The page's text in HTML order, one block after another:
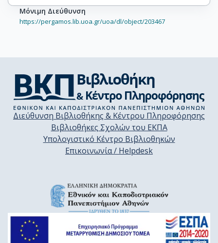
Μόνιμη Διεύθυνση
https://pergamos.lib.uoa.gr/uoa/dl/object/203467
Διεύθυνση Βιβλιοθήκης & Κέντρου Πληροφόρησης
Βιβλιοθήκες Σχολών του ΕΚΠΑ
Υπολογιστικό Κέντρο Βιβλιοθηκών
Επικοινωνία / Helpdesk